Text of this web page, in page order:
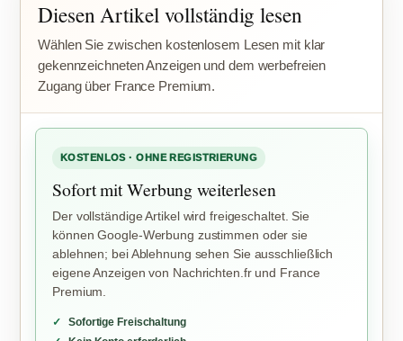
Diesen Artikel vollständig lesen
Wählen Sie zwischen kostenlosem Lesen mit klar
gekennzeichneten Anzeigen und dem werbefreien
Zugang über France Premium.
KOSTENLOS · OHNE REGISTRIERUNG
Sofort mit Werbung weiterlesen
Der vollständige Artikel wird freigeschaltet. Sie
können Google-Werbung zustimmen oder sie
ablehnen; bei Ablehnung sehen Sie ausschließlich
eigene Anzeigen von Nachrichten.fr und France
Premium.
Sofortige Freischaltung